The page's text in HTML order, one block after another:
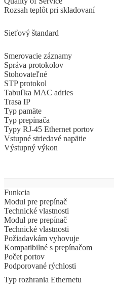
Rozsah teplôt pri skladovaní
Sieťový štandard
Smerovacie záznamy
Správa protokolov
Stohovateľné
STP protokol
Tabuľka MAC adries
Trasa IP
Typ pamäte
Typ prepínača
Typy RJ-45 Ethernet portov
Vstupné striedavé napätie
Výstupný výkon
Funkcia
Modul pre prepínač
Technické vlastnosti
Modul pre prepínač
Technické vlastnosti
Požiadavkám vyhovuje
Kompatibilné s prepínačom
Počet portov
Podporované rýchlosti
Typ rozhrania Ethernetu